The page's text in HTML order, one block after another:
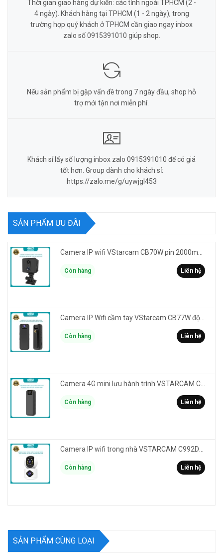
Thời gian giao hàng dự kiến: các tỉnh ngoài TPHCM (2 -
4 ngày). Khách hàng tại TPHCM (1 - 2 ngày), trong
trường hợp quý khách ở TPHCM cần giao ngay inbox
zalo số 0915391010 giúp shop.
Nếu sản phẩm bị gặp vấn đề trong 7 ngày đầu, shop hỗ
trợ mới tận nơi miễn phí.
Khách sỉ lấy số lượng inbox zalo 0915391010 để có giá
tốt hơn. Group dành cho khách sỉ:
https://zalo.me/g/uywjgl453
SẢN PHẨM ƯU ĐÃI
Còn hàng Liên hệ
Camera IP Wifi cầm tay VStarcam CB77W độ phân giải 3MP FullHD 1080P - ghi hành trình làm Vlog
Còn hàng Liên hệ
Còn hàng Liên hệ
Camera IP wifi trong nhà VSTARCAM C992DR phân giải HD 2MP 2 màn hình - báo động, đàm thoại, có màu
Còn hàng Liên hệ
SẢN PHẨM CÙNG LOẠI